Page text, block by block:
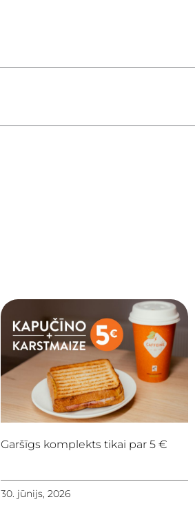
Garšīgs komplekts tikai par 5 €
30. jūnijs, 2026